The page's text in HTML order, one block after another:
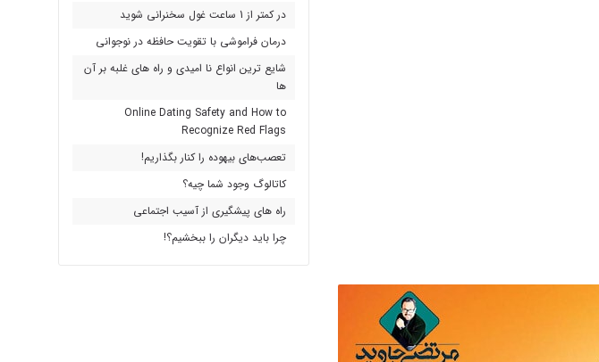
در کمتر از 1 ساعت غول سخنرانی شوید
درمان فراموشی با تقویت حافظه در نوجوانی
شایع ترین انواع نا امیدی و راه های غلبه بر آن
ها
Online Dating Safety and How to
Recognize Red Flags
تعصب‌های بیهوده را کنار بگذاریم!
کاتالوگ وجود شما چیه؟
راه های پیشگیری از آسیب اجتماعی
چرا باید دیگران را ببخشیم؟!